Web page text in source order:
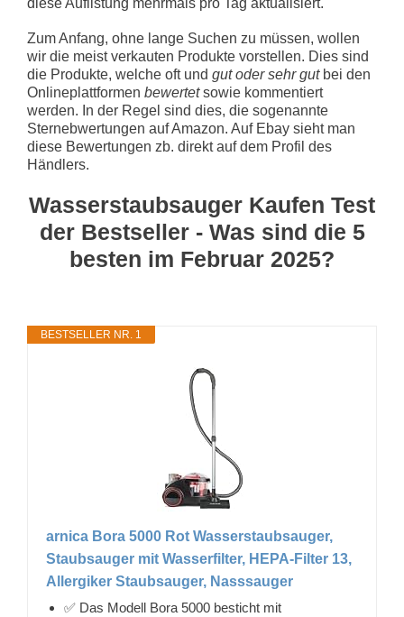
Zum Anfang, ohne lange Suchen zu müssen, wollen
wir die meist verkauten Produkte vorstellen. Dies sind
die Produkte, welche oft und gut oder sehr gutbei den
Onlineplattformen bewertetsowie kommentiert
werden. In der Regel sind dies, die sogenannte
Sternebwertungen auf Amazon. Auf Ebay sieht man
diese Bewertungen zb. direkt auf dem Profil des
Händlers.
Wasserstaubsauger Kaufen Test
der Bestseller - Was sind die 5
besten im Februar 2025?
BESTSELLER NR. 1
arnica Bora 5000 Rot Wasserstaubsauger,
Staubsauger mit Wasserfilter, HEPA-Filter 13,
Allergiker Staubsauger, Nasssauger
✅ Das Modell Bora 5000 besticht mit